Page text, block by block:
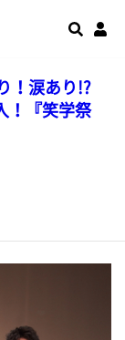
！涙あり!?
！『笑学祭